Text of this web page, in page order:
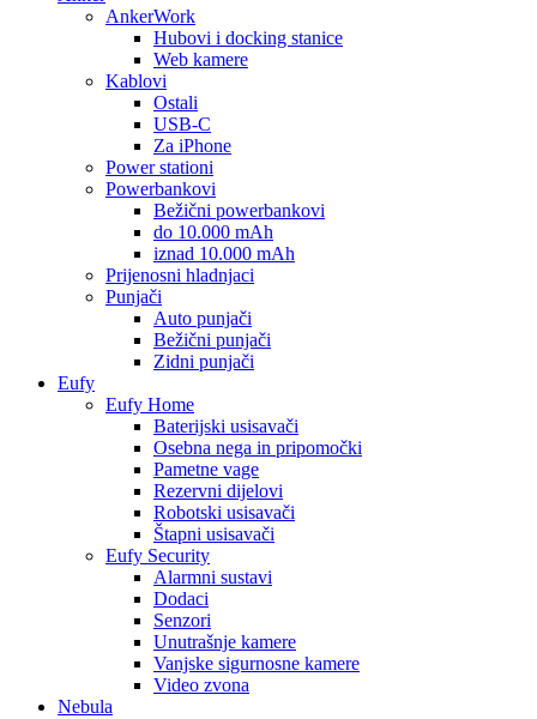
AnkerWork
Hubovi i docking stanice
Web kamere
Kablovi
Ostali
USB-C
Za iPhone
Power stationi
Powerbankovi
Bežični powerbankovi
do 10.000 mAh
iznad 10.000 mAh
Prijenosni hladnjaci
Punjači
Auto punjači
Bežični punjači
Zidni punjači
Eufy
Eufy Home
Baterijski usisavači
Osebna nega in pripomočki
Pametne vage
Rezervni dijelovi
Robotski usisavači
Štapni usisavači
Eufy Security
Alarmni sustavi
Dodaci
Senzori
Unutrašnje kamere
Vanjske sigurnosne kamere
Video zvona
Nebula